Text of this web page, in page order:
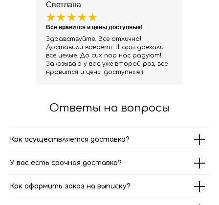
Светлана
Здравствуйте. Все отлично!
Доставили вовремя. Шары доехали
все целые. До сих пор нас радуют!
Заказываю у вас уже второй раз, все
нравится и цены доступные!)
Все нравится и цены доступные!
Ответы на вопросы
Как осуществляется доставка?
У вас есть срочная доставка?
Как оформить заказ на выписку?